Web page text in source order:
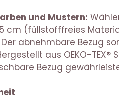
und Mustern:
5 cm (füllstofffreies
Der abnehmbare Bezug
aus OEKO-
Bezug